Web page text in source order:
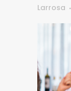
Larrosa